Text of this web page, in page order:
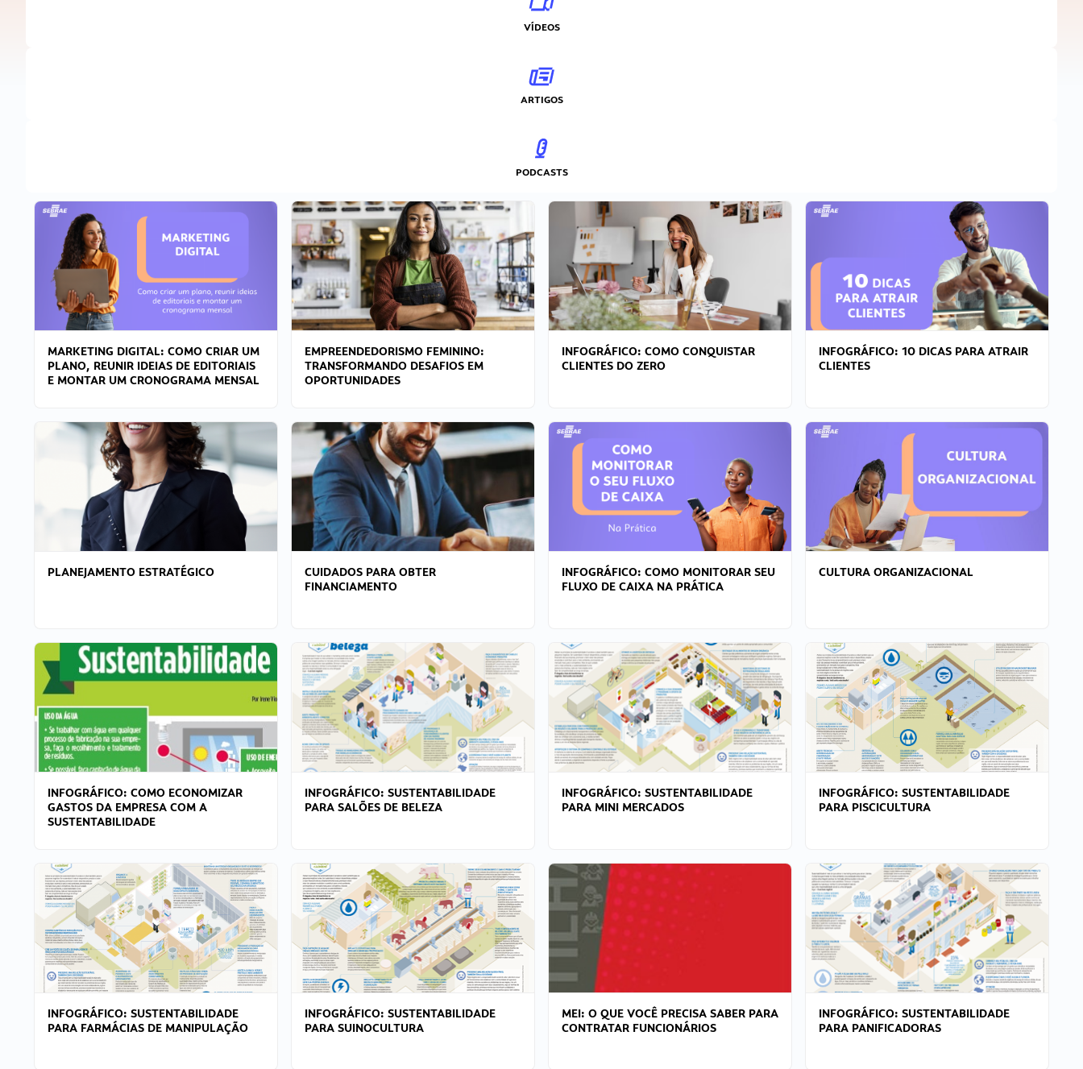
VÍDEOS
ARTIGOS
PODCASTS
MARKETING DIGITAL: COMO CRIAR UM
PLANO, REUNIR IDEIAS DE EDITORIAIS
E MONTAR UM CRONOGRAMA MENSAL
EMPREENDEDORISMO FEMININO:
TRANSFORMANDO DESAFIOS EM
OPORTUNIDADES
INFOGRÁFICO: COMO CONQUISTAR
CLIENTES DO ZERO
INFOGRÁFICO: 10 DICAS PARA ATRAIR
CLIENTES
PLANEJAMENTO ESTRATÉGICO
CUIDADOS PARA OBTER
FINANCIAMENTO
INFOGRÁFICO: COMO MONITORAR SEU
FLUXO DE CAIXA NA PRÁTICA
CULTURA ORGANIZACIONAL
INFOGRÁFICO: COMO ECONOMIZAR
GASTOS DA EMPRESA COM A
SUSTENTABILIDADE
INFOGRÁFICO: SUSTENTABILIDADE
PARA SALÕES DE BELEZA
INFOGRÁFICO: SUSTENTABILIDADE
PARA MINI MERCADOS
INFOGRÁFICO: SUSTENTABILIDADE
PARA PISCICULTURA
INFOGRÁFICO: SUSTENTABILIDADE
PARA FARMÁCIAS DE MANIPULAÇÃO
INFOGRÁFICO: SUSTENTABILIDADE
PARA SUINOCULTURA
MEI: O QUE VOCÊ PRECISA SABER PARA
CONTRATAR FUNCIONÁRIOS
INFOGRÁFICO: SUSTENTABILIDADE
PARA PANIFICADORAS